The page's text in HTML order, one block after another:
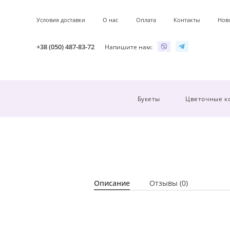
Условия доставки О нас Оплата Контакты
+38 (050) 487-83-72 Напишите нам:
Букеты Цветочные
Описание Отзывы (0)